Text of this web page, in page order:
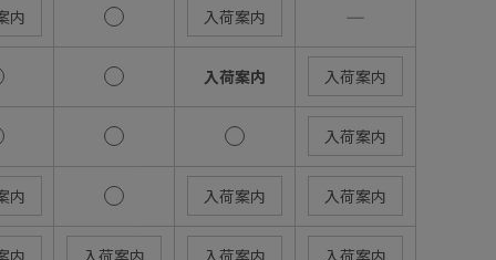
内 入荷案内 ―
入荷案内 入荷案内
入荷案内
内 入荷案内 入荷案内